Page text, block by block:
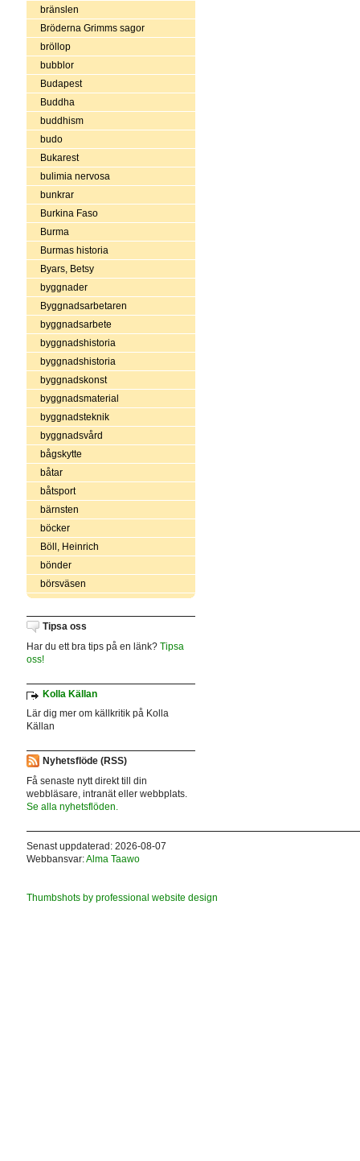
bränslen
Bröderna Grimms sagor
bröllop
bubblor
Budapest
Buddha
buddhism
budo
Bukarest
bulimia nervosa
bunkrar
Burkina Faso
Burma
Burmas historia
Byars, Betsy
byggnader
Byggnadsarbetaren
byggnadsarbete
byggnadshistoria
byggnadshistoria
byggnadskonst
byggnadsmaterial
byggnadsteknik
byggnadsvård
bågskytte
båtar
båtsport
bärnsten
böcker
Böll, Heinrich
bönder
börsväsen
Tipsa oss
Har du ett bra tips på en länk? Tipsa
oss!
Kolla Källan
Lär dig mer om källkritik på Kolla
Källan
Nyhetsflöde (RSS)
Få senaste nytt direkt till din
webbläsare, intranät eller webbplats.
Se alla nyhetsflöden.
Senast uppdaterad: 2026-08-07
Webbansvar:Alma Taawo
Thumbshots by professional website design